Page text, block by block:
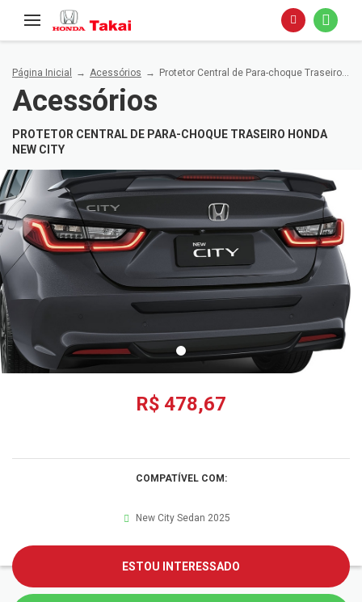
Página Inicial Acessórios Protetor Central de Para-choque Traseiro Honda New City
Acessórios
PROTETOR CENTRAL DE PARA-CHOQUE TRASEIRO HONDA
NEW CITY
R$ 478,67
COMPATÍVEL COM:
New City Sedan 2025
ESTOU INTERESSADO